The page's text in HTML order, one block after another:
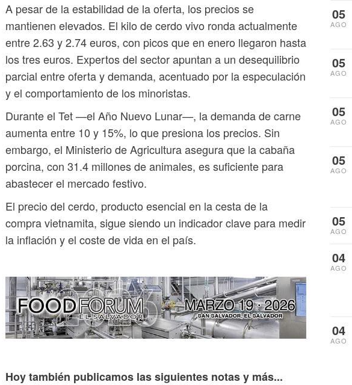
A pesar de la estabilidad de la oferta, los precios se
mantienen elevados. El kilo de cerdo vivo ronda actualmente
entre 2.63 y 2.74 euros, con picos que en enero llegaron hasta
los tres euros. Expertos del sector apuntan a un desequilibrio
parcial entre oferta y demanda, acentuado por la especulación
y el comportamiento de los minoristas.
Durante el Tet —el Año Nuevo Lunar—, la demanda de carne
aumenta entre 10 y 15%, lo que presiona los precios. Sin
embargo, el Ministerio de Agricultura asegura que la cabaña
porcina, con 31.4 millones de animales, es suficiente para
abastecer el mercado festivo.
El precio del cerdo, producto esencial en la cesta de la
compra vietnamita, sigue siendo un indicador clave para medir
la inflación y el coste de vida en el país.
Hoy también publicamos las siguientes notas y más...
05
AGO
05
AGO
05
AGO
05
AGO
05
AGO
04
AGO
04
AGO